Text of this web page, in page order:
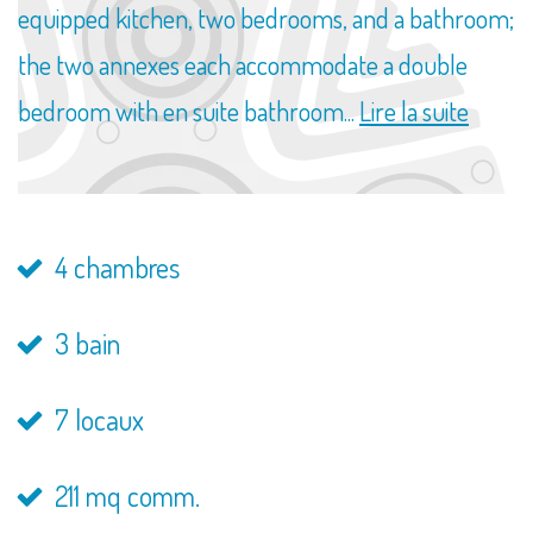
equipped kitchen, two bedrooms, and a bathroom;
the two annexes each accommodate a double
bedroom with en suite bathroom... Lire la suite
4 chambres
3 bain
7 locaux
211 mq comm.